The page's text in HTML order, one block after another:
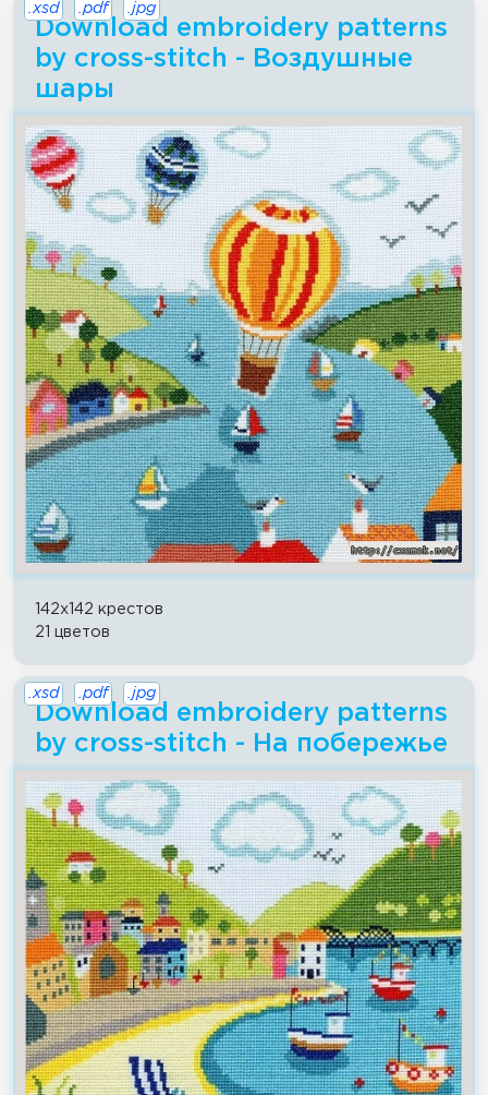
Download embroidery patterns
by cross-stitch - Воздушные
шары
.xsd .pdf .jpg
142x142 крестов
21 цветов
Download embroidery patterns
by cross-stitch - На побережье
.xsd .pdf .jpg